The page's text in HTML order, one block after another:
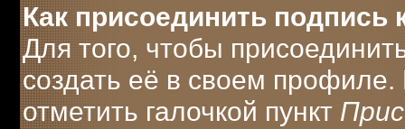
Как присоединить
Для того, чтобы
создать её в своем
отметить галочкой пункт